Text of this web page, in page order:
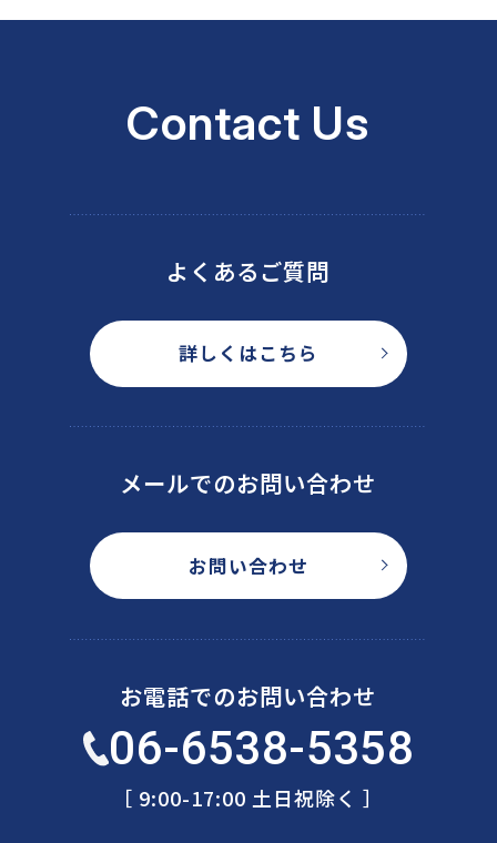
Contact Us
よくあるご質問
詳しくはこちら
メールでのお問い合わせ
お問い合わせ
お電話でのお問い合わせ
06-6538-5358
［ 9:00-17:00 土日祝除く ］